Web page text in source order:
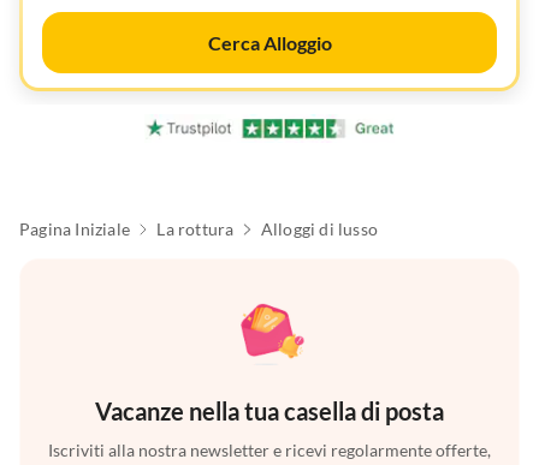
Cerca Alloggio
Pagina Iniziale La rottura Alloggi di lusso
Vacanze nella tua casella di posta
Iscriviti alla nostra newsletter e ricevi regolarmente offerte,